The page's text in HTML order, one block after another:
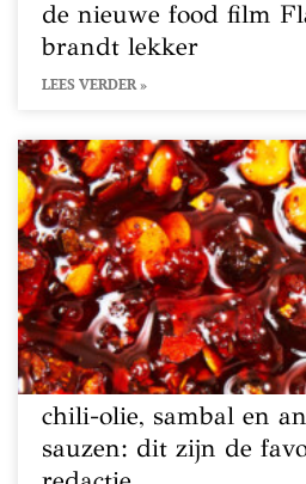
de nieuwe food film
brandt lekker
LEES VERDER »
chili-olie, sambal en
sauzen: dit zijn de